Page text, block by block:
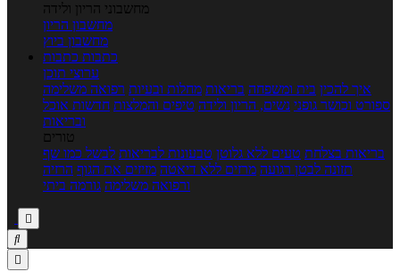
מחשבוני הריון ולידה
מחשבון הריון
מחשבון ביוץ
כתבות כתבות
ערוצי תוכן
איך להכין בית ומשפחה בריאות מחלות ובעיות רפואה משלימה
ספורט וכושר גופני נשים, הריון ולידה טיפים והמלצות חדשות אוכל
ובריאות
טורים
בריאות בצלחת טעים ללא גלוטן טבעונות לבריאות לבשל כמו שף
תזונה לבטן רגועה מרזים ללא דיאטה מזיזים את הגוף הרזיה
ורפואה משלימה גורמה ביתי


